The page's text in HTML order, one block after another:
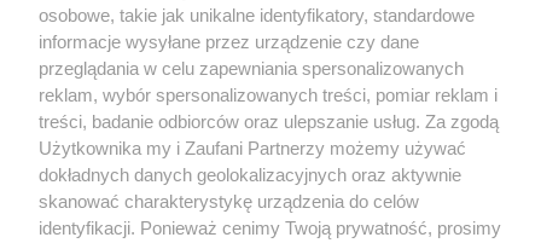
Lodziarnie, Katowice
ISTNE LODY RZEMIEŚLNICZE,
ul. Tylna Mariacka 7, Katowice, czynne: pon.-niedz.
12.00-22.00
Nie zapomnij
zapoznać się z:
polityką prywatności regulamin korzystania z portali
Twojemiasto
Piekary Śląskie
Chorzów
Tarnowskie Góry
Skontakuj sięz nami
Kontakt
Wydawca
Redakcja
osobowe, takie jak unikalne identyfikatory, standardowe
informacje wysyłane przez urządzenie czy dane
przeglądania w celu zapewniania spersonalizowanych
reklam, wybór spersonalizowanych treści, pomiar reklam i
treści, badanie odbiorców oraz ulepszanie usług. Za zgodą
Użytkownika my i Zaufani Partnerzy możemy używać
dokładnych danych geolokalizacyjnych oraz aktywnie
skanować charakterystykę urządzenia do celów
identyfikacji. Ponieważ cenimy Twoją prywatność, prosimy